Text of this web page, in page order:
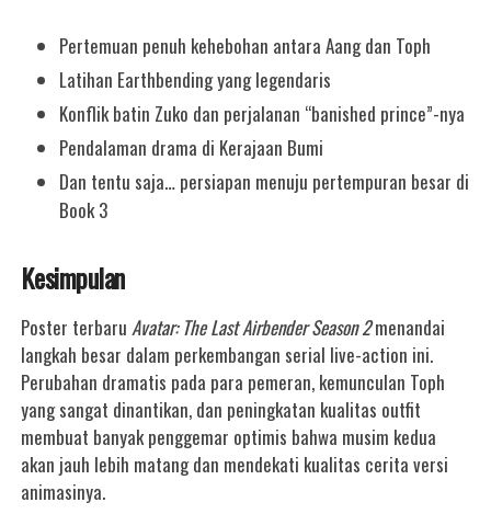
Pertemuan penuh kehebohan antara Aang dan Toph
Latihan Earthbending yang legendaris
Konflik batin Zuko dan perjalanan “banished prince”-nya
Pendalaman drama di Kerajaan Bumi
Dan tentu saja… persiapan menuju pertempuran besar di
Book 3
Kesimpulan
Poster terbaruAvatar: The Last Airbender Season 2menandai
langkah besar dalam perkembangan serial live-action ini.
Perubahan dramatis pada para pemeran, kemunculan Toph
yang sangat dinantikan, dan peningkatan kualitas outfit
membuat banyak penggemar optimis bahwa musim kedua
akan jauh lebih matang dan mendekati kualitas cerita versi
animasinya.